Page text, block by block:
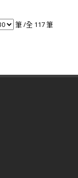
筆 /全 117 筆